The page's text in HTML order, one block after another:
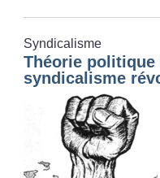
Syndicalisme
Théorie politique
syndicalisme